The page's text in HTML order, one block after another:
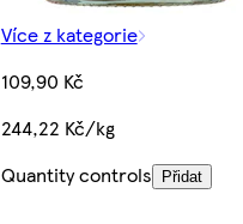
Více z kategorie
109,90 Kč
244,22 Kč/kg
Quantity controls
Přidat